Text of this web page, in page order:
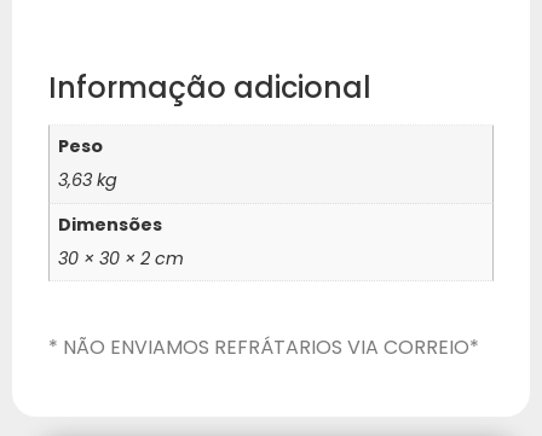
Informação adicional
Peso
3,63 kg
Dimensões
30 × 30 × 2 cm
* NÃO ENVIAMOS REFRÁTARIOS VIA CORREIO*